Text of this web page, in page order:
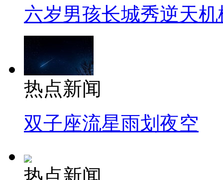
六岁男孩长城秀逆天机
热点新闻
双子座流星雨划夜空
热点新闻